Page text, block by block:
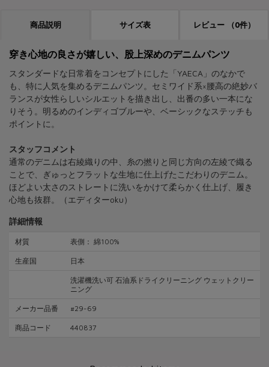
商品説明 サイズ表 レビュー （0件）
穿き心地の良さが嬉しい、股上深めのデニムパンツ
スタンダードな日常着をコンセプトにした「YAECA」のなかで
も、特に人気を集めるデニムパンツ。セミワイド系×腰高の絶妙バ
ランスが女性らしいシルエットを描き出し、出番の多い一本にな
りそう。明るめのインディゴブルーや、ベーシックなステッチも
ポイントに。
スタッフコメント
通常のデニムは右綾織りの中、糸の撚りと同じ方向の左綾で織る
ことで、ぎゅっとフラットな生地に仕上げたこだわりのデニム。
ほどよい太さのストレートに洗いをかけて柔らかく仕上げ、履き
心地も抜群。（エディターoku）
詳細情報
材質 表側： 綿100%
生産国 日本
洗濯機洗い可 石油系ドライクリーニング ウェットクリー
ニング
メーカー品番 #29-69
商品コード 440837